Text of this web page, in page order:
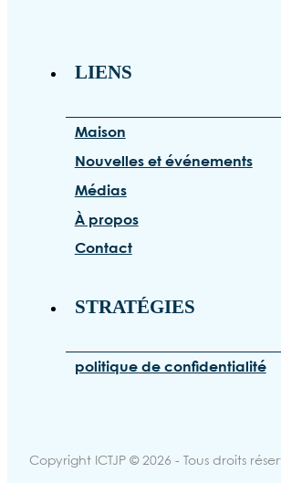
LIENS
Maison
Nouvelles et événements
Médias
À propos
Contact
STRATÉGIES
politique de confidentialité
Copyright ICTJP © 2026 - Tous droits